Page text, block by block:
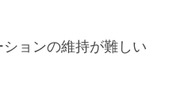
ョンの維持が難しい